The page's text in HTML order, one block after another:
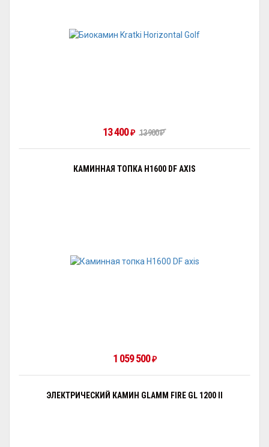
13 400 ₽ 13 900₽
КАМИННАЯ ТОПКА H1600 DF AXIS
1 059 500 ₽
ЭЛЕКТРИЧЕСКИЙ КАМИН GLAMM FIRE GL 1200 II